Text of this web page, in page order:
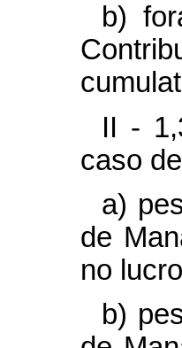
b)
II -
caso
a)
de
no
b)